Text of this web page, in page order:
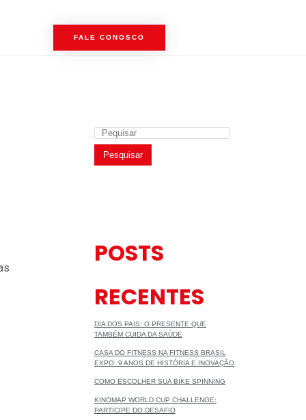
FALE CONOSCO
Pesquisar
POSTS
RECENTES
DIA DOS PAIS: O PRESENTE QUE
TAMBÉM CUIDA DA SAÚDE
CASA DO FITNESS NA FITNESS BRASIL
EXPO: 9 ANOS DE HISTÓRIA E INOVAÇÃO
COMO ESCOLHER SUA BIKE SPINNING
KINOMAP WORLD CUP CHALLENGE:
PARTICIPE DO DESAFIO